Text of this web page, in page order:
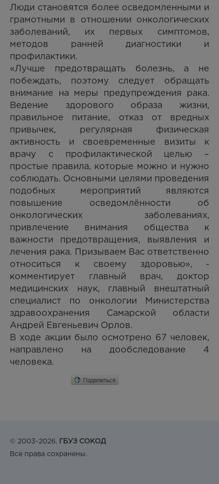
Люди становятся более осведомленными и
грамотными в отношении онкологических
заболеваний, их первых симптомов,
методов ранней диагностики и
профилактики.
«Лучше предотвращать болезнь, а не
побеждать, поэтому следует обращать
внимание на меры предупреждения рака.
Ведение здорового образа жизни,
правильное питание, отказ от вредных
привычек, регулярная физическая
активность и своевременные визиты к
врачу с профилактической целью –
простые правила, которые можно и нужно
соблюдать. Основными целями проведения
подобных мероприятий являются
повышение осведомлённости об
онкологических заболеваниях,
привлечение внимания общества к
важности предотвращения, выявления и
лечения рака. Призываем Вас ответственно
относиться к своему здоровью», -
комментирует главный врач, доктор
медицинских наук, главный внештатный
специалист по онкологии Министерства
здравоохранения Самарской области
Андрей Евгеньевич Орлов.
В ходе акции было осмотрено 67 человек,
направлено на дообследование 4
человека.
© 2003-2026. ГБУЗ СОКОД
Все права сохранены.